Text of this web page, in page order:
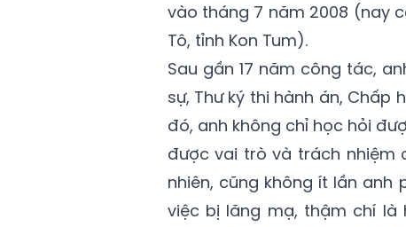
vào tháng 7 năm 2008 (nay
Tô, tỉnh Kon Tum).
Sau gần 17 năm công tác,
sự, Thư ký thi hành án, Chấp
đó, anh không chỉ học hỏi
được vai trò và trách nhiệm
nhiên, cũng không ít lần
việc bị lăng mạ, thậm chí